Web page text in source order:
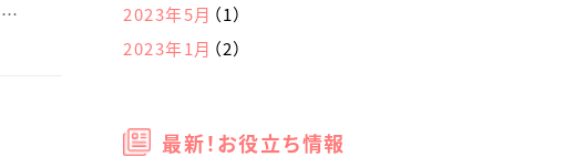
2023年5月 （1）
2023年1月 （2）
最新！お役立ち情報